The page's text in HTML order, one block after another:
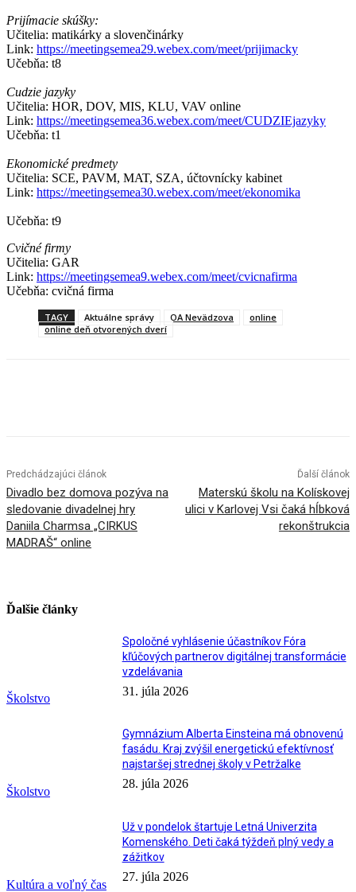
Prijímacie skúšky:
Učitelia: matikárky a slovenčinárky
Link: https://meetingsemea29.webex.com/meet/prijimacky
Učebňa: t8
Cudzie jazyky
Učitelia: HOR, DOV, MIS, KLU, VAV online
Link: https://meetingsemea36.webex.com/meet/CUDZIEjazyky
Učebňa: t1
Ekonomické predmety
Učitelia: SCE, PAVM, MAT, SZA, účtovnícky kabinet
Link: https://meetingsemea30.webex.com/meet/ekonomika
Učebňa: t9
Cvičné firmy
Učitelia: GAR
Link: https://meetingsemea9.webex.com/meet/cvicnafirma
Učebňa: cvičná firma
TAGY Aktuálne správy OA Nevädzova
online
online deň otvorených dverí
Predchádzajúci článok
Divadlo bez domova pozýva na
sledovanie divadelnej hry
Daniila Charmsa „CIRKUS
MADRAŠ“ online
Ďalší článok
Materskú školu na Kolískovej
ulici v Karlovej Vsi čaká hĺbková
rekonštrukcia
Ďalšie články
Školstvo
Spoločné vyhlásenie účastníkov Fóra
kľúčových partnerov digitálnej transformácie
vzdelávania
31. júla 2026
Školstvo
Gymnázium Alberta Einsteina má obnovenú
fasádu. Kraj zvýšil energetickú efektívnosť
najstaršej strednej školy v Petržalke
28. júla 2026
Kultúra a voľný čas
Už v pondelok štartuje Letná Univerzita
Komenského. Deti čaká týždeň plný vedy a
zážitkov
27. júla 2026